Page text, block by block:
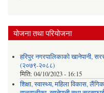
योजना तथा परियोजना
हरिपुर नगरपालिकाको खानेपानी,
(२०७९-२०८८)
मिति: 04/10/2023 - 16:15
शिक्षा, स्वास्थ्य, महिला विकास,